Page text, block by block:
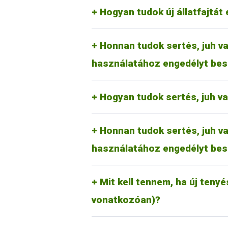
Hogyan tudok új állatfajtát
Honnan tudok sertés, juh
használatához engedélyt
Az erre vonatkozó tudnivalók
jelölőkalapács használati
Hogyan tudok sertés, juh
RA-SE Genetics Kft.
UBM Genetics Kft.
Mangalicatenyésztők Országos
Juh és kecske esetében:
Honnan tudok sertés, juh
használatához engedélyt
Az erre vonatkozó tudnivalók
jelölőkalapács használati
Mit kell tennem, ha új
vonatkozóan)?
tudnivalókat (általános
kattintva lehet elérni.